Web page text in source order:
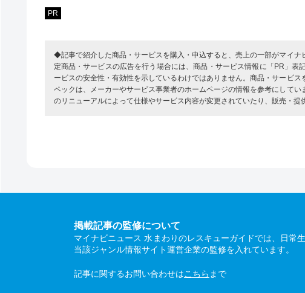
PR
◆記事で紹介した商品・サービスを購入・申込すると、売上の一部がマイ
定商品・サービスの広告を行う場合には、商品・サービス情報に「PR」
ービスの安全性・有効性を示しているわけではありません。商品・サービ
ペックは、メーカーやサービス事業者のホームページの情報を参考にして
のリニューアルによって仕様やサービス内容が変更されていたり、販売・提
掲載記事の監修について
マイナビニュース 水まわりのレスキューガイドでは、日常
当該ジャンル情報サイト運営企業の監修を入れています。
記事に関するお問い合わせはこちら まで